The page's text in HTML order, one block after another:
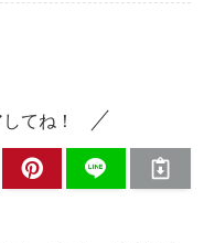
てね！